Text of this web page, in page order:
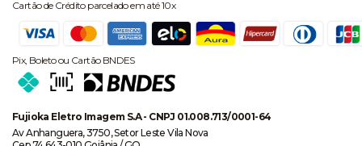
Cartão de Crédito parcelado em até 10x
Pix, Boleto ou Cartão BNDES
Fujioka Eletro Imagem S.A - CNPJ 01.008.713/0001-64
Av Anhanguera, 3750, Setor Leste Vila Nova